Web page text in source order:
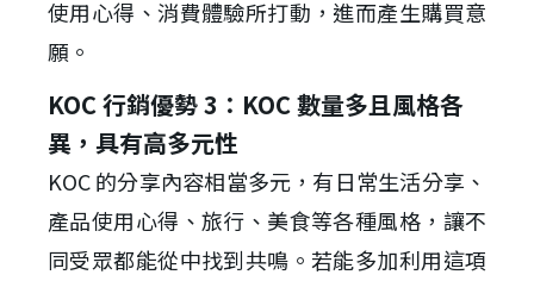
使用心得、消費體驗所打動，進而產生購買意
願。
KOC 行銷優勢 3：KOC 數量多且風格各
異，具有高多元性
KOC 的分享內容相當多元，有日常生活分享、
產品使用心得、旅行、美食等各種風格，讓不
同受眾都能從中找到共鳴。若能多加利用這項